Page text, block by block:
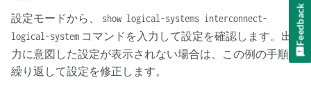
設定モードから、
show logical-systems interconnect-
logical-system コマンドを入力して設定を確認します。出
力に意図した設定が表示されない場合は、この例の手順を
繰り返して設定を修正します。
Feedback